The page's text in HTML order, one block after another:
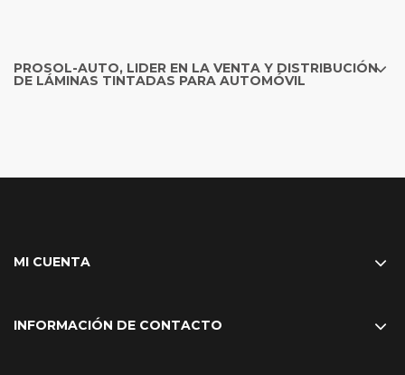
PROSOL-AUTO, LIDER EN LA VENTA Y DISTRIBUCIÓN
DE LÁMINAS TINTADAS PARA AUTOMÓVIL
MI CUENTA
INFORMACIÓN DE CONTACTO